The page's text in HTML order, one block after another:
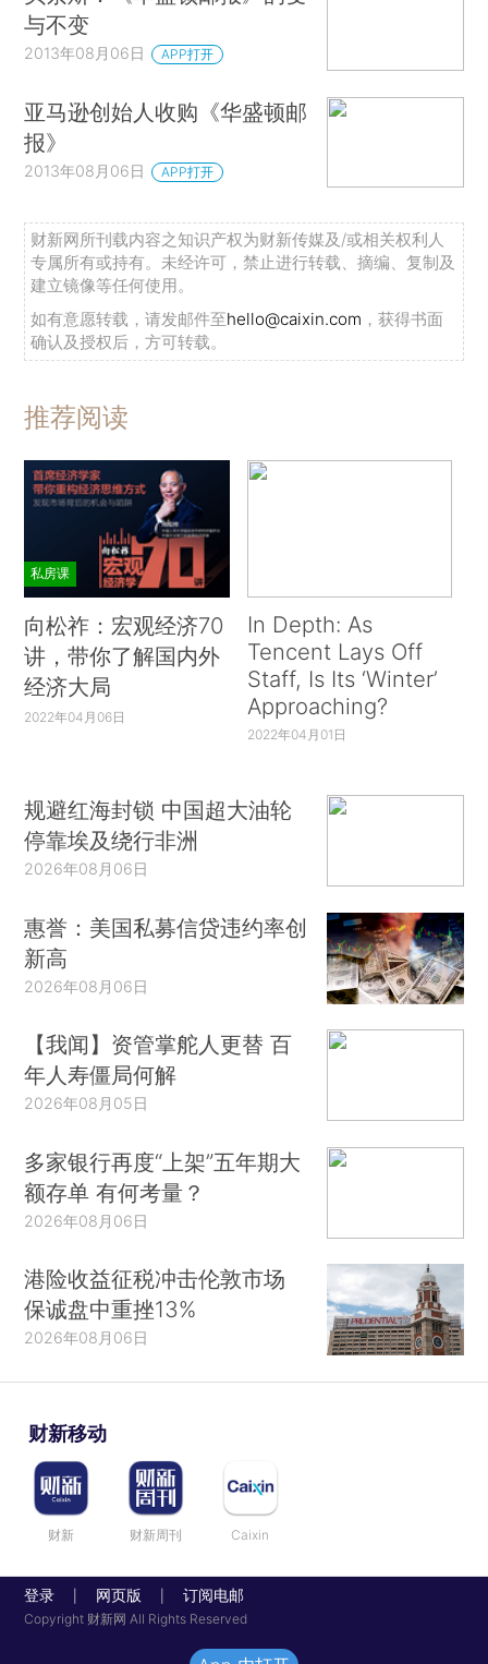
与不变
2013年08月06日 APP打开
亚马逊创始人收购《华盛顿邮
报》
2013年08月06日 APP打开
财新网所刊载内容之知识产权为财新传媒及/或相关权利人
专属所有或持有。未经许可，禁止进行转载、摘编、复制及
建立镜像等任何使用。
如有意愿转载，请发邮件至hello@caixin.com ，获得书面
确认及授权后，方可转载。
推荐阅读
私房课
向松祚：宏观经济70
讲，带你了解国内外
经济大局
2022年04月06日
In Depth: As
Tencent Lays Off
Staff, Is Its ‘Winter’
Approaching?
2022年04月01日
规避红海封锁 中国超大油轮
停靠埃及绕行非洲
2026年08月06日
惠誉：美国私募信贷违约率创
新高
2026年08月06日
【我闻】资管掌舵人更替 百
年人寿僵局何解
2026年08月05日
多家银行再度“上架”五年期大
额存单 有何考量？
2026年08月06日
港险收益征税冲击伦敦市场
保诚盘中重挫13%
2026年08月06日
财新移动
财新 财新周刊 Caixin
登录 网页版 订阅电邮
Copyright 财新网 All Rights Reserved